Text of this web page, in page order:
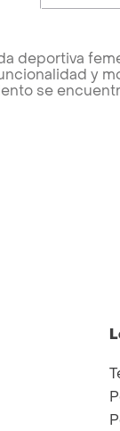
deportiva
y
se